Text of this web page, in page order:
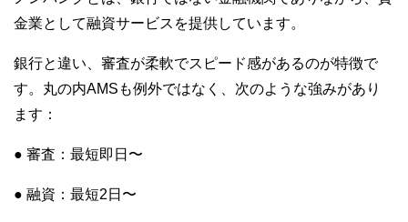
金業として融資サービスを提供しています。
銀行と違い、審査が柔軟でスピード感があるのが特徴で
す。丸の内AMSも例外ではなく、次のような強みがあり
ます：
● 審査：最短即日〜
● 融資：最短2日〜